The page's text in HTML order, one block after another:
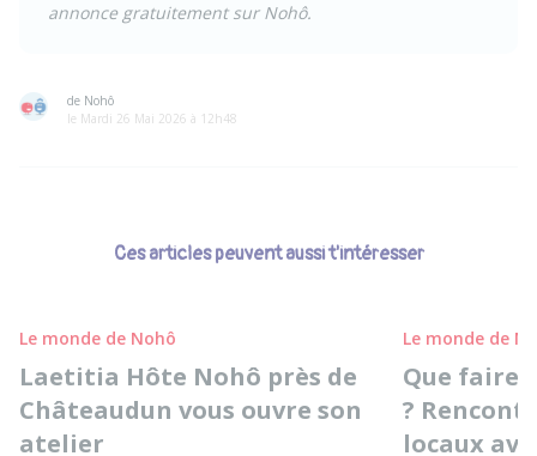
annonce gratuitement sur Nohô.
de Nohô
le Mardi 26 Mai 2026 à 12h48
Ces articles peuvent aussi t'intéresser
Le monde de Nohô
Laetitia Hôte Nohô près de
Châteaudun vous ouvre son
atelier
Le monde de
Que faire
?
locaux